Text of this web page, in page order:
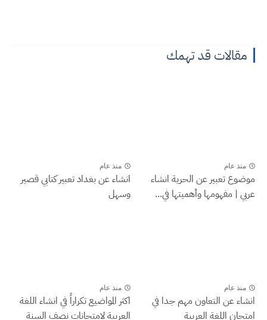
مقالات قد تهمك
منذ عام
موضوع تعبير عن الحرية انشاء
عربي | مفهومها وأهميتها في...
منذ عام
انشاء عن بغداد تعبير كتابي قصير
وسهل
منذ عام
انشاء عن التعاون مهم جدا في
امتحان اللغة العربية
منذ عام
اكثر المواضيع تكراراً في انشاء اللغة
العربية لامتحانات نصف السنة